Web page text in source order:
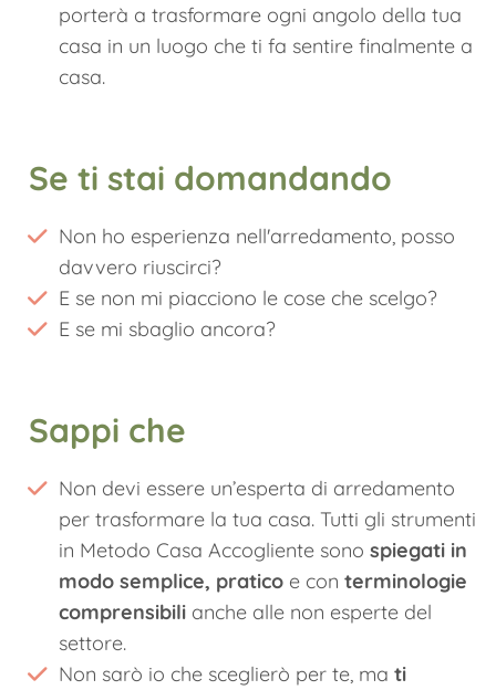
porterà a trasformare ogni angolo della tua
casa in un luogo che ti fa sentire finalmente a
casa.
Se ti stai domandando
Non ho esperienza nell'arredamento, posso
davvero riuscirci?
E se non mi piacciono le cose che scelgo?
E se mi sbaglio ancora?
Sappi che
Non devi essere un’esperta di arredamento
per trasformare la tua casa. Tutti gli strumenti
in Metodo Casa Accogliente sono spiegati in
modo semplice, pratico e con terminologie
comprensibili anche alle non esperte del
settore.
Non sarò io che sceglierò per te, ma ti